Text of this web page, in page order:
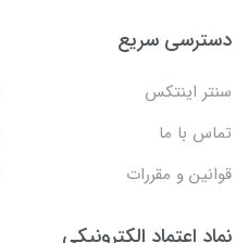
دسترسی سریع
سنتر اینتکس
تماس با ما
قوانین و مقررات
نماد اعتماد الکترونیکی